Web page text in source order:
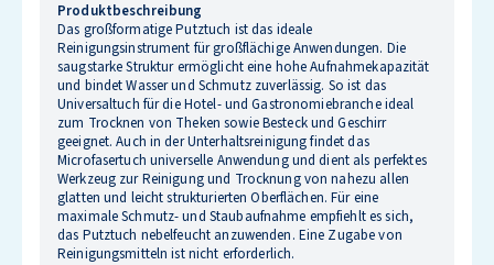
Produktbeschreibung
Das großformatige Putztuch ist das ideale
Reinigungsinstrument für großflächige Anwendungen. Die
saugstarke Struktur ermöglicht eine hohe Aufnahmekapazität
und bindet Wasser und Schmutz zuverlässig. So ist das
Universaltuch für die Hotel- und Gastronomiebranche ideal
zum Trocknen von Theken sowie Besteck und Geschirr
geeignet. Auch in der Unterhaltsreinigung findet das
Microfasertuch universelle Anwendung und dient als perfektes
Werkzeug zur Reinigung und Trocknung von nahezu allen
glatten und leicht strukturierten Oberflächen. Für eine
maximale Schmutz- und Staubaufnahme empfiehlt es sich,
das Putztuch nebelfeucht anzuwenden. Eine Zugabe von
Reinigungsmitteln ist nicht erforderlich.